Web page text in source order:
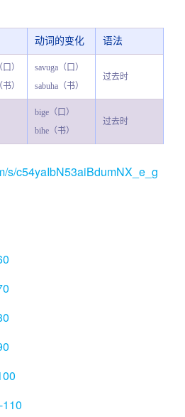
动词的变化 语法
）
）
savuga（口）
sabuha（书）
过去时
bige（口）
bihe（书）
过去时
s/c54yaIbN53aiBdumNX_e_g
110